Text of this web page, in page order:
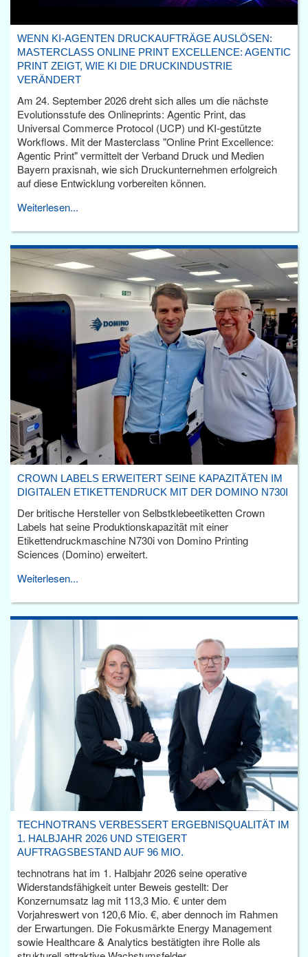
WENN KI-AGENTEN DRUCKAUFTRÄGE AUSLÖSEN:
MASTERCLASS ONLINE PRINT EXCELLENCE: AGENTIC
PRINT ZEIGT, WIE KI DIE DRUCKINDUSTRIE
VERÄNDERT
Am 24. September 2026 dreht sich alles um die nächste
Evolutionsstufe des Onlineprints: Agentic Print, das
Universal Commerce Protocol (UCP) und KI-gestützte
Workflows. Mit der Masterclass "Online Print Excellence:
Agentic Print" vermittelt der Verband Druck und Medien
Bayern praxisnah, wie sich Druckunternehmen erfolgreich
auf diese Entwicklung vorbereiten können.
Weiterlesen...
CROWN LABELS ERWEITERT SEINE KAPAZITÄTEN IM
DIGITALEN ETIKETTENDRUCK MIT DER DOMINO N730I
Der britische Hersteller von Selbstklebeetiketten Crown
Labels hat seine Produktionskapazität mit einer
Etikettendruckmaschine N730i von Domino Printing
Sciences (Domino) erweitert.
Weiterlesen...
TECHNOTRANS VERBESSERT ERGEBNISQUALITÄT IM
1. HALBJAHR 2026 UND STEIGERT
AUFTRAGSBESTAND AUF 96 MIO.
technotrans hat im 1. Halbjahr 2026 seine operative
Widerstandsfähigkeit unter Beweis gestellt: Der
Konzernumsatz lag mit 113,3 Mio. € unter dem
Vorjahreswert von 120,6 Mio. €, aber dennoch im Rahmen
der Erwartungen. Die Fokusmärkte Energy Management
sowie Healthcare & Analytics bestätigten ihre Rolle als